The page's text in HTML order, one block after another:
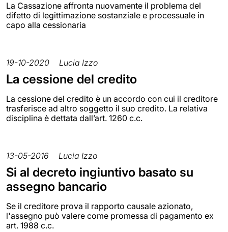
La Cassazione affronta nuovamente il problema del
difetto di legittimazione sostanziale e processuale in
capo alla cessionaria
19-10-2020 Lucia Izzo
La cessione del credito
La cessione del credito è un accordo con cui il creditore
trasferisce ad altro soggetto il suo credito. La relativa
disciplina è dettata dall’art. 1260 c.c.
13-05-2016 Lucia Izzo
Si al decreto ingiuntivo basato su
assegno bancario
Se il creditore prova il rapporto causale azionato,
l'assegno può valere come promessa di pagamento ex
art. 1988 c.c.